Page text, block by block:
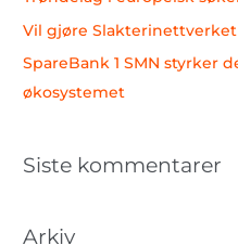
Vil gjøre
SpareBank 1 SMN styrker
økosystemet
Siste kommentarer
Arkiv